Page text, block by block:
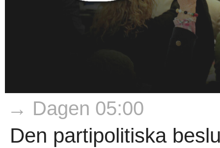
→ Dagen 05:00
Den partipolitiska